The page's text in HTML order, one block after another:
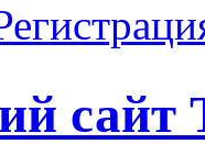
сайт